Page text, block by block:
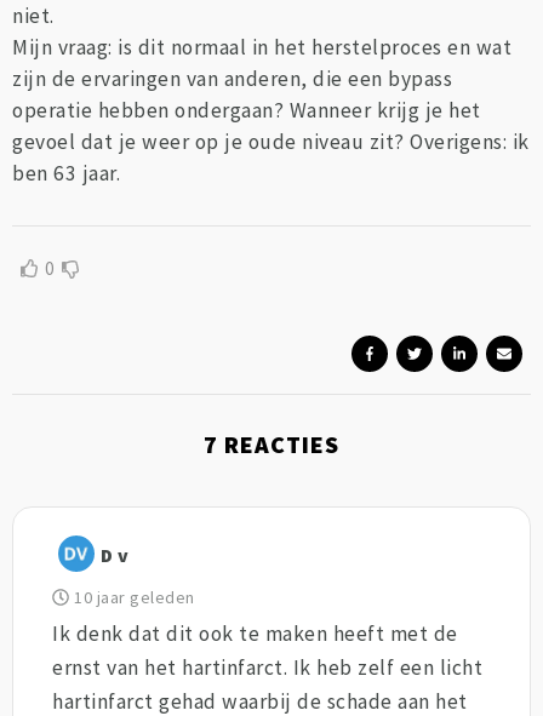
niet.
Mijn vraag: is dit normaal in het herstelproces en wat
zijn de ervaringen van anderen, die een bypass
operatie hebben ondergaan? Wanneer krijg je het
gevoel dat je weer op je oude niveau zit? Overigens: ik
ben 63 jaar.
0
7 REACTIES
D v
10 jaar geleden
Ik denk dat dit ook te maken heeft met de
ernst van het hartinfarct. Ik heb zelf een licht
hartinfarct gehad waarbij de schade aan het